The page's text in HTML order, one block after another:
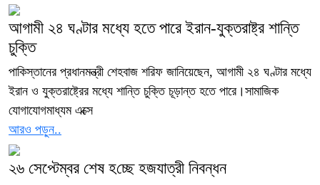
আগামী ২৪ ঘণ্টার মধ্যে হতে পারে ইরান-যুক্তরাষ্ট্র শান্তি
চুক্তি
পাকিস্তানের প্রধানমন্ত্রী শেহবাজ শরিফ জানিয়েছেন, আগামী ২৪ ঘণ্টার মধ্যে
ইরান ও যুক্তরাষ্ট্রের মধ্যে শান্তি চুক্তি চূড়ান্ত হতে পারে।সামাজিক
যোগাযোগমাধ্যম এক্সে
আরও পড়ুন..
২৬ সেপ্টেম্বর শেষ হ‌চ্ছে হজযাত্রী নিবন্ধন